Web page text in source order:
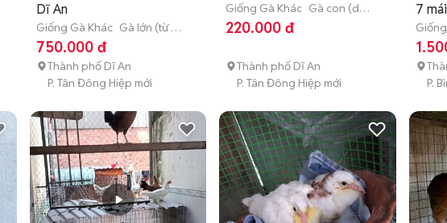
Dĩ An
Giống Gà Khác Gà lớn (từ 3
tháng tuổi)
750.000 đ
Thành phố Dĩ An
P. Tân Đông Hiệp mới
Giống Gà Khác Gà con (dưới
3 tháng tuổi)
220.000 đ
Thành phố Dĩ An
P. Tân Đông Hiệp mới
7 mái
P.